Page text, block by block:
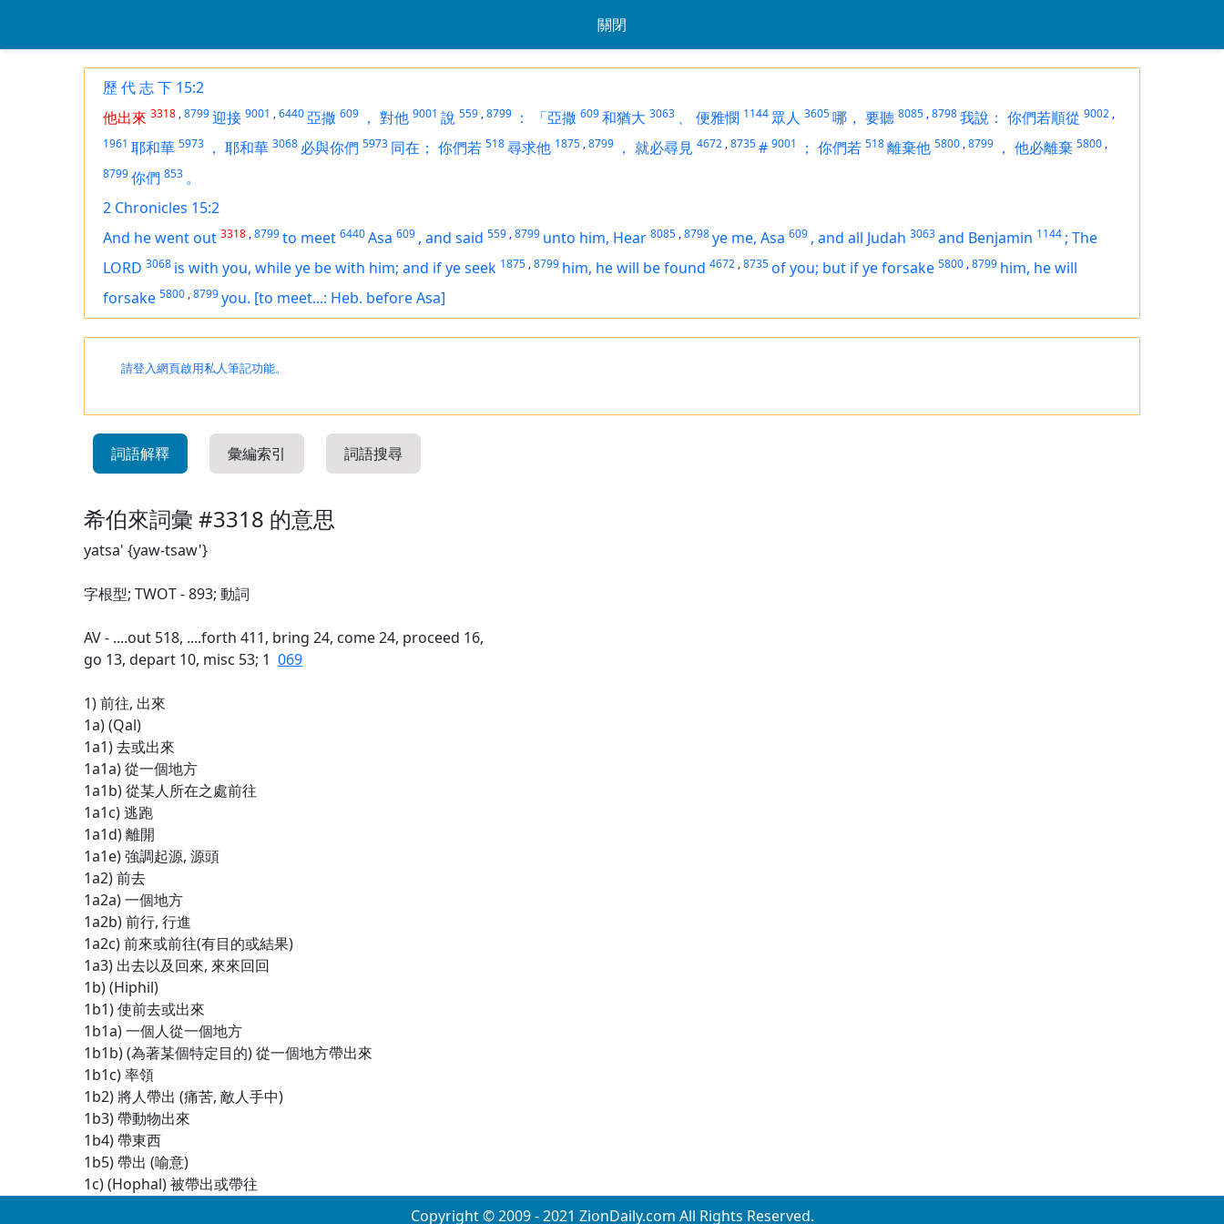
關閉
歷 代 志 下 15:2
他出來 3318 ,8799迎接 9001 ,6440亞撒 609 ， 對他 9001 說 559 ,8799 ： 「亞撒 609和猶大 3063 、 便雅憫 1144 眾人 3605哪， 要聽 8085 ,8798我說： 你們若順從 9002 ,
1961 耶和華 5973 ， 耶和華 3068 必與你們 5973 同在； 你們若 518尋求他 1875 ,8799 ， 就必尋見 4672 ,8735# 9001 ； 你們若 518離棄他 5800 ,8799 ， 他必離棄 5800 ,
8799你們 853 。
2 Chronicles 15:2
And he went out 3318 ,8799to meet 6440Asa 609 , and said 559 ,8799 unto him, Hear 8085 ,8798ye me, Asa 609 , and all Judah 3063and Benjamin 1144 ; The
LORD 3068 is with you, while ye be with him; and if ye seek 1875 ,8799 him, he will be found 4672 ,8735of you; but if ye forsake 5800 ,8799 him, he will
forsake 5800 ,8799you. [to meet...: Heb. before Asa]
請登入網頁啟用私人筆記功能。
詞語解釋 彙編索引 詞語搜尋
希伯來詞彙 #3318 的意思
yatsa' {yaw-tsaw'}
字根型; TWOT - 893; 動詞
AV - ....out 518, ....forth 411, bring 24, come 24, proceed 16,
go 13, depart 10, misc 53; 1 069
1) 前往, 出來
1a) (Qal)
1a1) 去或出來
1a1a) 從一個地方
1a1b) 從某人所在之處前往
1a1c) 逃跑
1a1d) 離開
1a1e) 強調起源, 源頭
1a2) 前去
1a2a) 一個地方
1a2b) 前行, 行進
1a2c) 前來或前往(有目的或結果)
1a3) 出去以及回來, 來來回回
1b) (Hiphil)
1b1) 使前去或出來
1b1a) 一個人從一個地方
1b1b) (為著某個特定目的) 從一個地方帶出來
1b1c) 率領
1b2) 將人帶出 (痛苦, 敵人手中)
1b3) 帶動物出來
1b4) 帶東西
1b5) 帶出 (喻意)
1c) (Hophal) 被帶出或帶往
Copyright © 2009 - 2021 ZionDaily.com All Rights Reserved.